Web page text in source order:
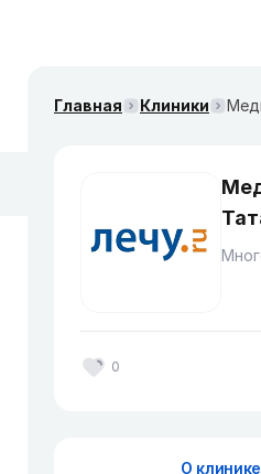
Главная Клиники
0
О клинике